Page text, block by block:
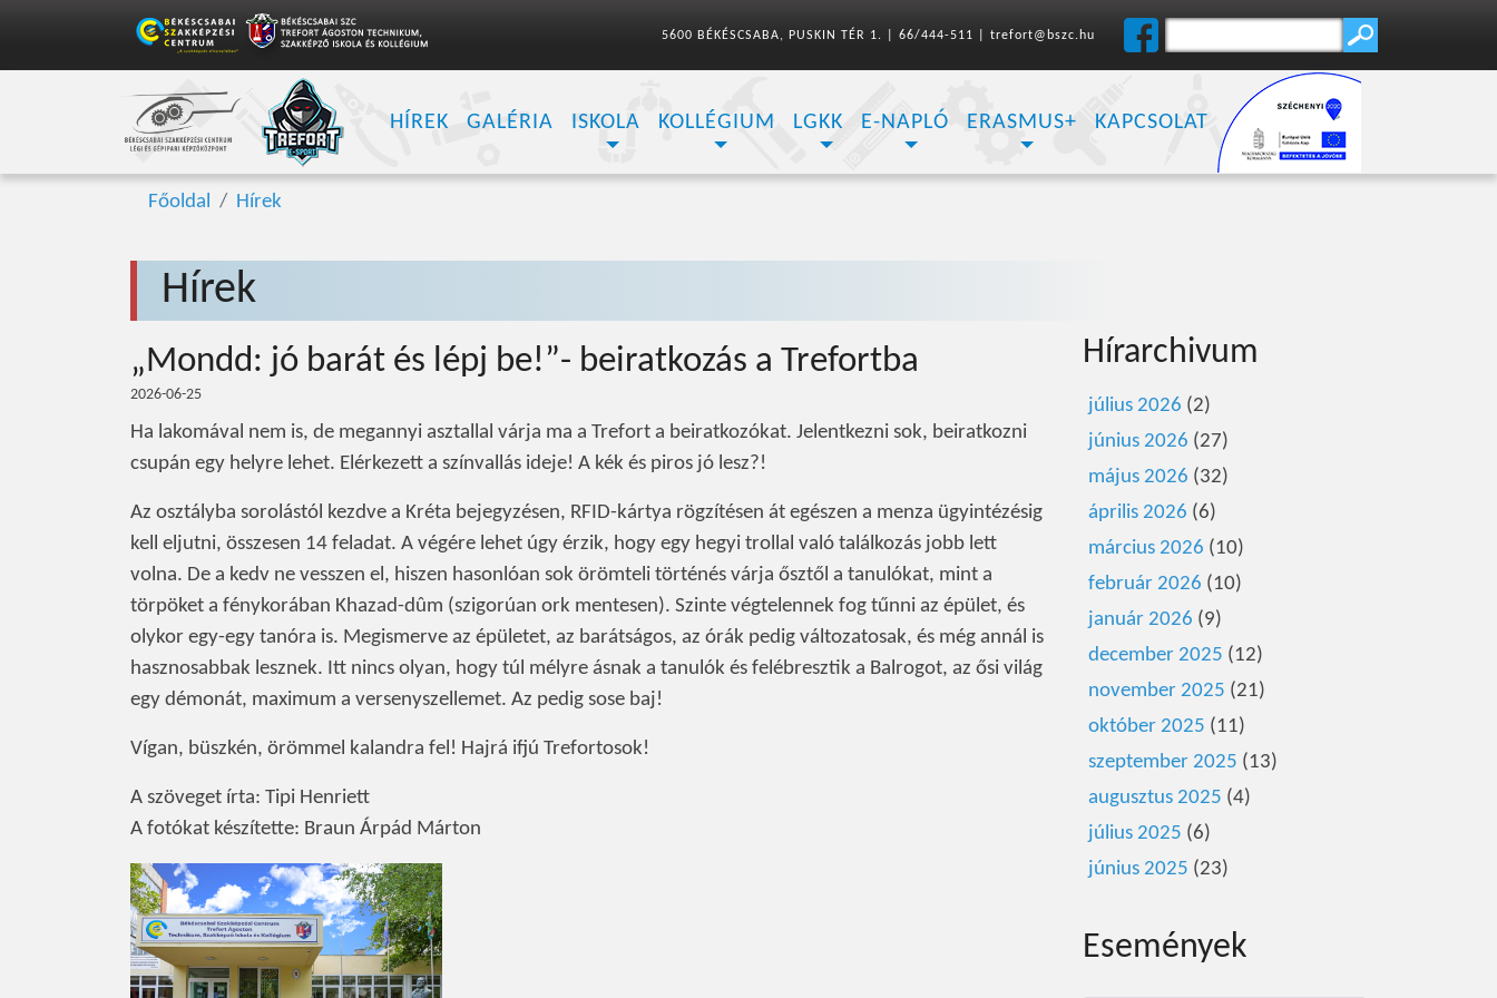
5600 BÉKÉSCSABA, PUSKIN TÉR 1. 66/444-511 trefort@bszc.hu
HÍREK GALÉRIA ISKOLA KOLLÉGIUM LGKK E-NAPLÓ ERASMUS+ KAPCSOLAT
Főoldal Hírek
Hírek
„Mondd: jó barát és lépj be!”- beiratkozás a Trefortba
2026-06-25
Ha lakomával nem is, de megannyi asztallal várja ma a Trefort a beiratkozókat. Jelentkezni sok, beiratkozni
csupán egy helyre lehet. Elérkezett a színvallás ideje! A kék és piros jó lesz?!
Az osztályba sorolástól kezdve a Kréta bejegyzésen, RFID-kártya rögzítésen át egészen a menza ügyintézésig
kell eljutni, összesen 14 feladat. A végére lehet úgy érzik, hogy egy hegyi trollal való találkozás jobb lett
volna. De a kedv ne vesszen el, hiszen hasonlóan sok örömteli történés várja ősztől a tanulókat, mint a
törpöket a fénykorában Khazad-dûm (szigorúan ork mentesen). Szinte végtelennek fog tűnni az épület, és
olykor egy-egy tanóra is. Megismerve az épületet, az barátságos, az órák pedig változatosak, és még annál is
hasznosabbak lesznek. Itt nincs olyan, hogy túl mélyre ásnak a tanulók és felébresztik a Balrogot, az ősi világ
egy démonát, maximum a versenyszellemet. Az pedig sose baj!
Vígan, büszkén, örömmel kalandra fel! Hajrá ifjú Trefortosok!
A szöveget írta: Tipi Henriett
A fotókat készítette: Braun Árpád Márton
Hírarchivum
július 2026 (2)
június 2026 (27)
május 2026 (32)
április 2026 (6)
március 2026 (10)
február 2026 (10)
január 2026 (9)
december 2025 (12)
november 2025 (21)
október 2025 (11)
szeptember 2025 (13)
augusztus 2025 (4)
július 2025 (6)
június 2025 (23)
Események